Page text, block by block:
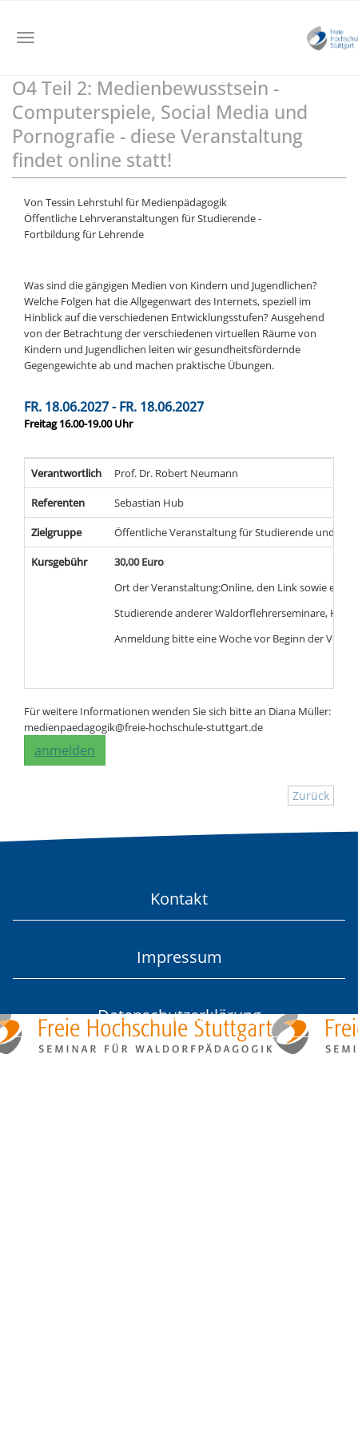
Skip
main
content
Toggle
O4 Teil 2: Medienbewusstsein -
Computerspiele, Social Media und
Pornografie - diese Veranstaltung
findet online statt!
Von Tessin Lehrstuhl für Medienpädagogik
Öffentliche Lehrveranstaltungen für Studierende -
Fortbildung für Lehrende
Was sind die gängigen Medien von Kindern und Jugendlichen?
Welche Folgen hat die Allgegenwart des Internets, speziell im
Hinblick auf die verschiedenen Entwicklungsstufen? Ausgehend
von der Betrachtung der verschiedenen virtuellen Räume von
Kindern und Jugendlichen leiten wir gesundheitsfördernde
Gegengewichte ab und machen praktische Übungen.
FR. 18.06.2027 - FR. 18.06.2027
Freitag 16.00-19.00 Uhr
Verantwortlich Prof. Dr. Robert Neumann
Referenten Sebastian Hub
Zielgruppe Öffentliche Veranstaltung für Studierende und
Kursgebühr
30,00 Euro
Ort der Veranstaltung:Online, den Link sowie
Studierende anderer Waldorflehrerseminare,
Anmeldung bitte eine Woche vor Beginn der
Für weitere Informationen wenden Sie sich bitte an Diana Müller:
medienpaedagogik@freie-hochschule-stuttgart.de
anmelden
Zurück
Kontakt
Impressum
Datenschutzerklärung